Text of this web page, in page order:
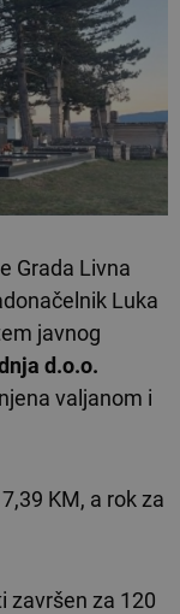
Grada Livna
Luka
javnog
d.o.o.
valjanom i
KM, a rok za
završen za 120